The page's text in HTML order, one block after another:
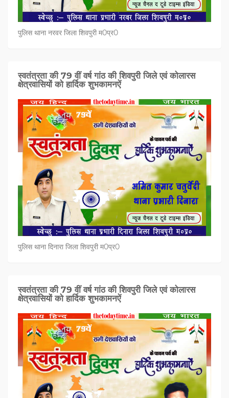
पुलिस थाना नरवर जिला शिवपुरी म0प्र0
स्वतंत्रता की 79 वीं वर्ष गांठ की शिवपुरी जिले एवं कोलारस
क्षेत्रवासियों को हार्दिक शुभकामनऐं
पुलिस थाना दिनारा जिला शिवपुरी म0प्र0
स्वतंत्रता की 79 वीं वर्ष गांठ की शिवपुरी जिले एवं कोलारस
क्षेत्रवासियों को हार्दिक शुभकामनऐं